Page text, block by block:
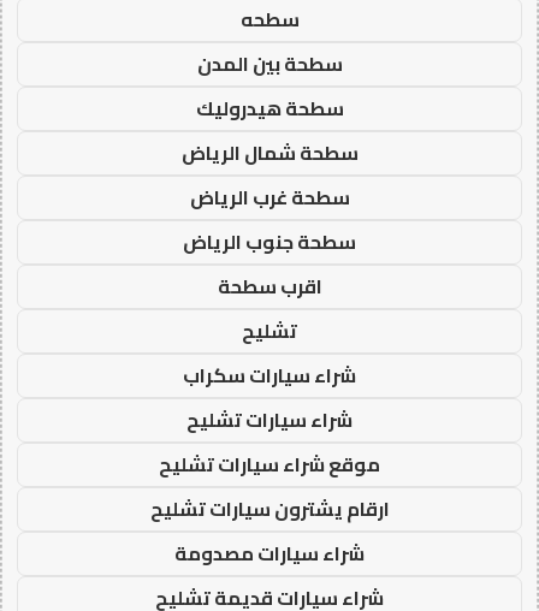
سطحه
سطحة بين المدن
سطحة هيدروليك
سطحة شمال الرياض
سطحة غرب الرياض
سطحة جنوب الرياض
اقرب سطحة
تشليح
شراء سيارات سكراب
شراء سيارات تشليح
موقع شراء سيارات تشليح
ارقام يشترون سيارات تشليح
شراء سيارات مصدومة
شراء سيارات قديمة تشليح